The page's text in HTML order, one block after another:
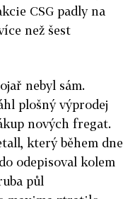
CSG padly na
než šest
nebyl sám.
plošný výprodej
nových fregat.
který během dne
odepisoval kolem
půl